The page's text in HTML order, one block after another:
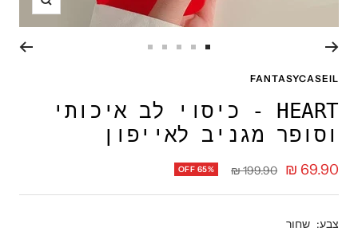
תקריב
FANTASYCASEIL
HEART - כיסוי לב איכותי
וסופר מגניב לאייפון
מחיר
מבצע
69.90 ₪
מחיר
199.90 ₪
OFF 65%
צבע: שחור